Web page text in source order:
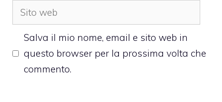
Sito
web
Salva il mio nome, email e sito web in
questo browser per la prossima volta che
commento.